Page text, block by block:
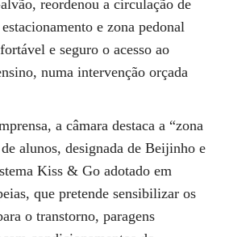
reordenou a circulação de
e zona pedonal
e seguro o acesso ao
numa intervenção orçada
a câmara destaca a “zona
alunos, designada de Beijinho e
Kiss & Go adotado em
que pretende sensibilizar os
o transtorno, paragens